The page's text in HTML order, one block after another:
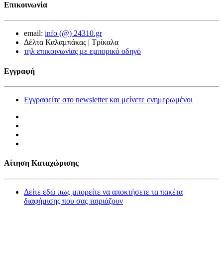
Επικοινωνία
email: info (@) 24310.gr
Δέλτα Καλαμπάκας | Τρίκαλα
τηλ επικοινωνίας με εμπορικό οδηγό
Εγγραφή
Εγγραφείτε στο newsletter και μείνετε ενημερωμένοι
Αίτηση Καταχώρισης
Δείτε εδώ πως μπορείτε να αποκτήσετε τα πακέτα
διαφήμισης που σας ταιριάζουν